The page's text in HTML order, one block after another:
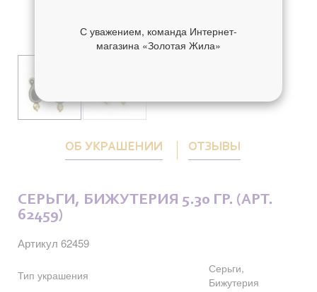
ОБ УКРАШЕНИИ ОТЗЫВЫ
СЕРЬГИ, БИЖУТЕРИЯ 5.30 ГР. (АРТ.
62459)
Артикул 62459
Тип украшения
Серьги,
Бижутерия
С уважением, команда Интернет-
магазина «Золотая Жила»